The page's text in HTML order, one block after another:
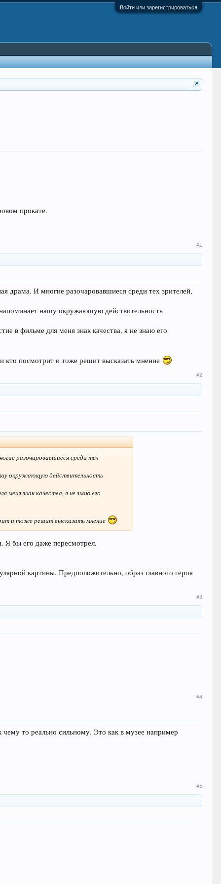
Войти или зарегистрироваться
прокате.
#1
драма. И многие разочаровавшиеся среди тех зрителей,
нашу окружающую действительность
в фильме для меня знак качества, я не знаю его
кто посмотрит и тоже решит высказать мнение
#2
разочаровавшиеся среди тех
окружающую действительность
меня знак качества, я не знаю его
и тоже решит высказать мнение
Я бы его даже пересмотрел.
картины. Предположительно, образ главного героя
#3
#4
то реально сильному. Это как в музее например
#5